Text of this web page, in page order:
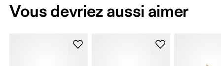
Vous devriez aussi aimer